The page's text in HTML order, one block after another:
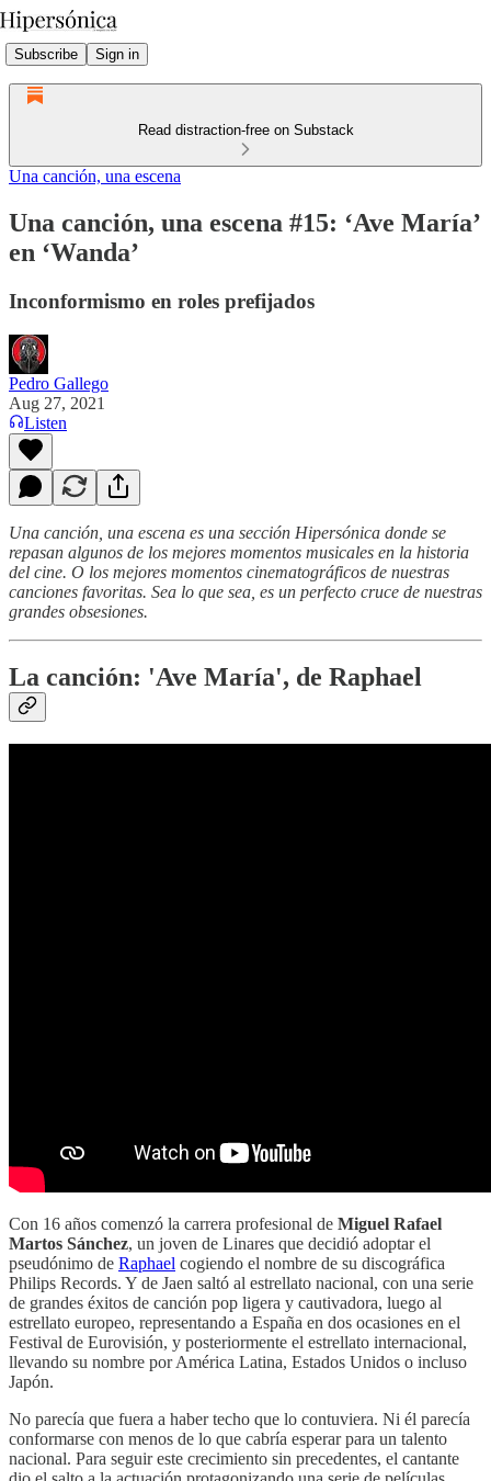
Subscribe Sign in
Read distraction-free on Substack
Una canción, una escena
Una canción, una escena #15: ‘Ave María’
en ‘Wanda’
Inconformismo en roles prefijados
Pedro Gallego
Aug 27, 2021
Listen
Una canción, una escena es una sección Hipersónica donde se
repasan algunos de los mejores momentos musicales en la historia
del cine. O los mejores momentos cinematográficos de nuestras
canciones favoritas. Sea lo que sea, es un perfecto cruce de nuestras
grandes obsesiones.
La canción: 'Ave María', de Raphael
Con 16 años comenzó la carrera profesional de Miguel Rafael
Martos Sánchez, un joven de Linares que decidió adoptar el
pseudónimo de Raphael cogiendo el nombre de su discográfica
Philips Records. Y de Jaen saltó al estrellato nacional, con una serie
de grandes éxitos de canción pop ligera y cautivadora, luego al
estrellato europeo, representando a España en dos ocasiones en el
Festival de Eurovisión, y posteriormente el estrellato internacional,
llevando su nombre por América Latina, Estados Unidos o incluso
Japón.
No parecía que fuera a haber techo que lo contuviera. Ni él parecía
conformarse con menos de lo que cabría esperar para un talento
nacional. Para seguir este crecimiento sin precedentes, el cantante